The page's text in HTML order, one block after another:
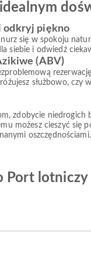
odkryj piękno
się w spokoju
siebie i odwiedź
(ABV)
służbowo,
zdobycie
możesz cieszyć
oszczędnościami.